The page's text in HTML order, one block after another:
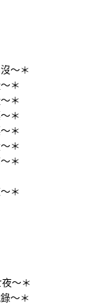
～＊
＊
＊
＊
＊
＊
＊
＊
～＊
～＊